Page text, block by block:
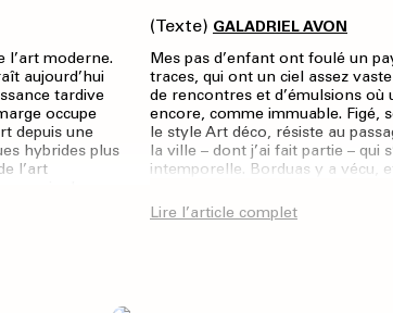
l’art moderne.
aujourd’hui
tardive
occupe
depuis une
hybrides plus
l’art
pas une
(Texte) GALADRIEL AVON
Mes pas d’enfant ont foulé un
traces, qui ont un ciel assez
de rencontres et d’émulsions où
encore, comme immuable. Figé,
le style Art déco, résiste au
la ville – dont j’ai fait partie – qui
intemporelle. Borduas y a vécu,
Lire l’article complet